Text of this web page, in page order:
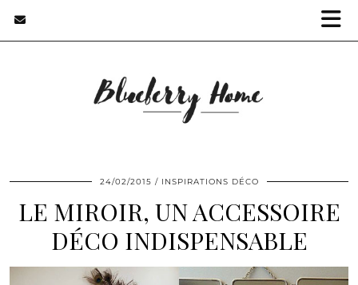
24/02/2015 INSPIRATIONS DÉCO
LE MIROIR, UN ACCESSOIRE
DÉCO INDISPENSABLE